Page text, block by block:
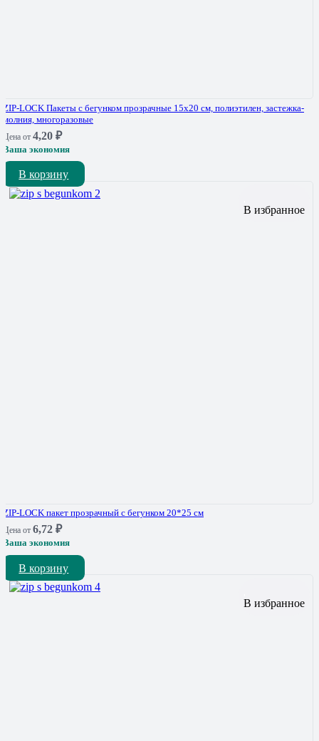
ZIP-LOCK Пакеты с бегунком прозрачные 15х20 см, полиэтилен, застежка-
молния, многоразовые
Цена от 4,20 ₽
Ваша экономия
В корзину
В избранное
ZIP-LOCK пакет прозрачный с бегунком 20*25 см
Цена от 6,72 ₽
Ваша экономия
В корзину
В избранное